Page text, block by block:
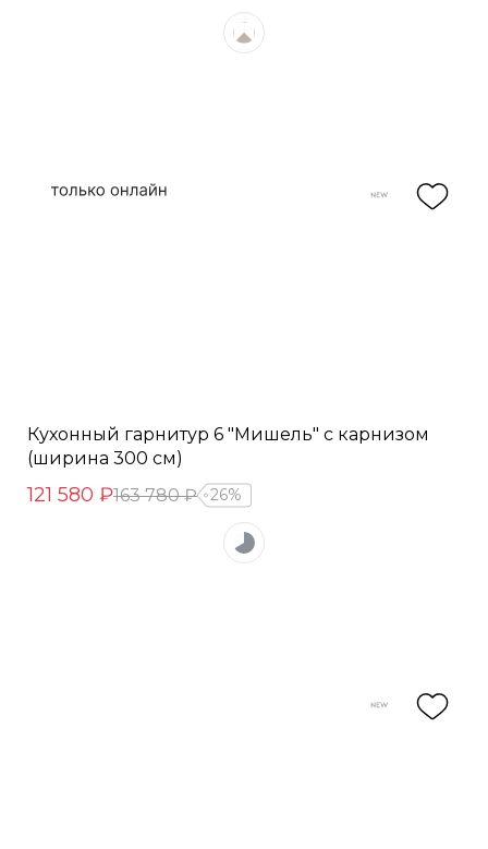
Кухонный гарнитур 6 "Мишель" с карнизом
(ширина 300 см)
121 580 ₽163 780 ₽ 26%